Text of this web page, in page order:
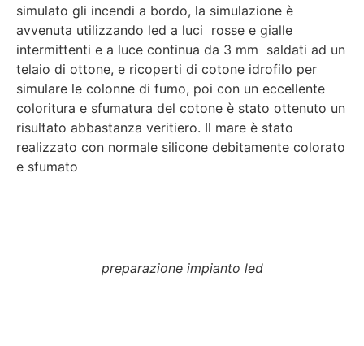
simulato gli incendi a bordo, la simulazione è
avvenuta utilizzando led a luci rosse e gialle
intermittenti e a luce continua da 3 mm saldati ad un
telaio di ottone, e ricoperti di cotone idrofilo per
simulare le colonne di fumo, poi con un eccellente
coloritura e sfumatura del cotone è stato ottenuto un
risultato abbastanza veritiero. Il mare è stato
realizzato con normale silicone debitamente colorato
e sfumato
preparazione impianto led